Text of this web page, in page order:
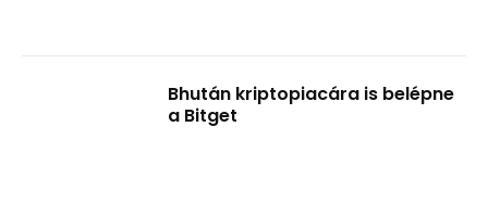
Bhután kriptopiacára is belépne
a Bitget